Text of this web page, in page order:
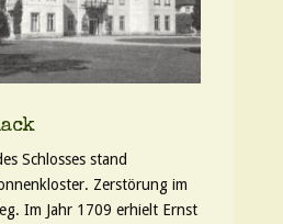
Schlosses stand
Zerstörung im
Im Jahr 1709 erhielt Ernst